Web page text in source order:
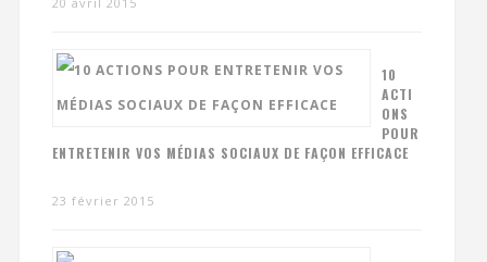
10
ACTI
ONS
POUR
ENTRETENIR VOS MÉDIAS SOCIAUX DE FAÇON EFFICACE
23 février 2015